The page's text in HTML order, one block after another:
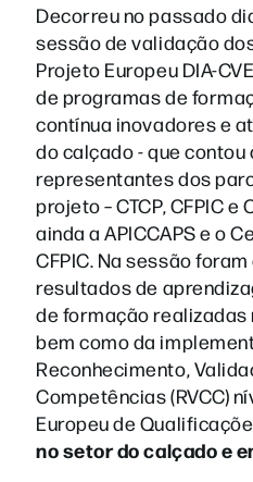
Decorreu no passado
sessão de validação
Projeto Europeu DIA-
de programas de
contínua inovadores e
do calçado - que
representantes dos
projeto – CTCP, CFPIC e
ainda a APICCAPS e o
CFPIC. Na sessão
resultados de
de formação
bem como da
Reconhecimento,
Competências (RVCC)
Europeu de
no setor do calçado e